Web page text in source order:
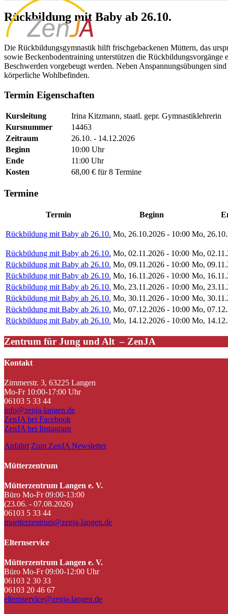
Rückbildung mit Baby ab 26.10.
Die Rückbildungsgymnastik hilft frischgebackenen Müttern, das
sowie Beckenbodentraining unterstützen die
Beschwerden vorgebeugt werden. Neben Anspannungsübungen
körperliche Wohlbefinden.
Termin Eigenschaften
Kursleitung
Irina Kitzmann, staatl. gepr. Gymnastiklehrerin
Kursnummer
14463
Zeitraum
26.10. - 14.12.2026
Beginn
10:00 Uhr
Ende
11:00 Uhr
Kosten
68,00 € für 8 Termine
Termine
Termin Beginn
Rückbildung mit Baby ab 26.10. Mo, 26.10.2026 - 10:00 Mo,
Rückbildung mit Baby ab 26.10. Mo, 02.11.2026 - 10:00 Mo,
Rückbildung mit Baby ab 26.10. Mo, 09.11.2026 - 10:00 Mo,
Rückbildung mit Baby ab 26.10. Mo, 16.11.2026 - 10:00 Mo,
Rückbildung mit Baby ab 26.10. Mo, 23.11.2026 - 10:00 Mo,
Rückbildung mit Baby ab 26.10. Mo, 30.11.2026 - 10:00 Mo,
Rückbildung mit Baby ab 26.10. Mo, 07.12.2026 - 10:00 Mo,
Rückbildung mit Baby ab 26.10. Mo, 14.12.2026 - 10:00 Mo,
Zentrum für Jung und Alt – ZenJA
Kontakt
Zimmerstr. 3, 63225 Langen
Mo-Fr 10:00-17:00 Uhr
06103 5 33 44
info@zenja-langen.de
ZenJA bei Facebook
ZenJA bei Instagram
Anfahrt Zum ZenJA Newsletter
Mütterzentrum
Mütterzentrum Langen e. V.
Büro Mo-Fr 09:00-13:00
(23.06. - 07.08.2026)
06103 5 33 44
muetterzentrum@zenja-langen.de
Elternservice
Mütterzentrum Langen e. V.
Büro Mo-Fr 09:00-12:00 Uhr
06103 2 30 33
06103 20 46 67
elternservice@zenja-langen.de